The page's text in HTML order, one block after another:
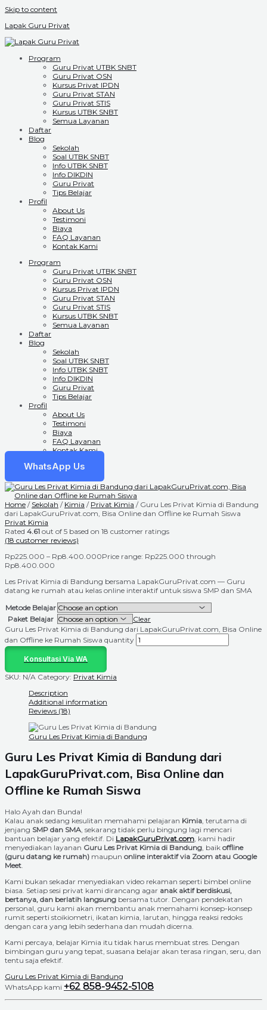
Skip to content
Lapak Guru Privat
Program
Guru Privat UTBK SNBT
Guru Privat OSN
Kursus Privat IPDN
Guru Privat STAN
Guru Privat STIS
Kursus UTBK SNBT
Semua Layanan
Daftar
Blog
Sekolah
Soal UTBK SNBT
Info UTBK SNBT
Info DIKDIN
Guru Privat
Tips Belajar
Profil
About Us
Testimoni
Biaya
FAQ Layanan
Kontak Kami
Program
Guru Privat UTBK SNBT
Guru Privat OSN
Kursus Privat IPDN
Guru Privat STAN
Guru Privat STIS
Kursus UTBK SNBT
Semua Layanan
Daftar
Blog
Sekolah
Soal UTBK SNBT
Info UTBK SNBT
Info DIKDIN
Guru Privat
Tips Belajar
Profil
About Us
Testimoni
Biaya
FAQ Layanan
Kontak Kami
WhatsApp Us
Home / Sekolah / Kimia / Privat Kimia / Guru Les Privat Kimia di Bandung
dari LapakGuruPrivat.com, Bisa Online dan Offline ke Rumah Siswa
Privat Kimia
Rated 4.61 out of 5 based on 18 customer ratings
(18 customer reviews)
Rp225.000 – Rp8.400.000Price range: Rp225.000 through
Rp8.400.000
Les Privat Kimia di Bandung bersama LapakGuruPrivat.com — Guru
datang ke rumah atau kelas online interaktif untuk siswa SMP dan SMA
Metode Belajar
Paket Belajar
Clear
Guru Les Privat Kimia di Bandung dari LapakGuruPrivat.com, Bisa Online
dan Offline ke Rumah Siswa quantity
Konsultasi Via WA
SKU: N/A Category: Privat Kimia
Description
Additional information
Reviews (18)
Guru Les Privat Kimia di Bandung
Guru Les Privat Kimia di Bandung dari
LapakGuruPrivat.com, Bisa Online dan
Offline ke Rumah Siswa
Halo Ayah dan Bunda!
Kalau anak sedang kesulitan memahami pelajaran Kimia , terutama di
jenjang SMP dan SMA , sekarang tidak perlu bingung lagi mencari
bantuan belajar yang efektif. Di LapakGuruPrivat.com , kami hadir
menyediakan layanan Guru Les Privat Kimia di Bandung , baik offline
(guru datang ke rumah) maupun online interaktif via Zoom atau Google
Meet
Kami bukan sekadar menyediakan video rekaman seperti bimbel online
biasa. Setiap sesi privat kami dirancang agar anak aktif berdiskusi,
bertanya, dan berlatih langsung bersama tutor. Dengan pendekatan
personal, guru kami akan membantu anak memahami konsep-konsep
rumit seperti stoikiometri, ikatan kimia, larutan, hingga reaksi redoks
dengan cara yang lebih sederhana dan mudah dicerna.
Kami percaya, belajar Kimia itu tidak harus membuat stres. Dengan
bimbingan guru yang tepat, suasana belajar akan terasa ringan, seru, dan
tentu saja efektif.
Guru Les Privat Kimia di Bandung
WhatsApp kami +62 858-9452-5108